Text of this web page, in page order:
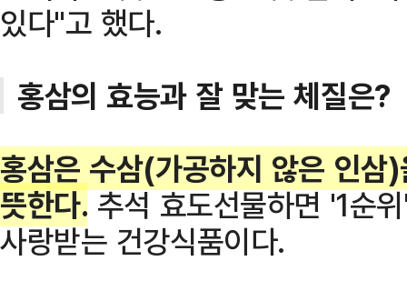
있다"고 했다.
홍삼의 효능과 잘 맞는 체질은?
홍삼은 수삼(가공하지 않은 인삼
뜻한다.추석 효도선물하면 '1순
사랑받는 건강식품이다.